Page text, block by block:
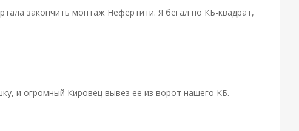
закончить монтаж Нефертити. Я бегал по КБ-квадрат,
и огромный Кировец вывез ее из ворот нашего КБ.